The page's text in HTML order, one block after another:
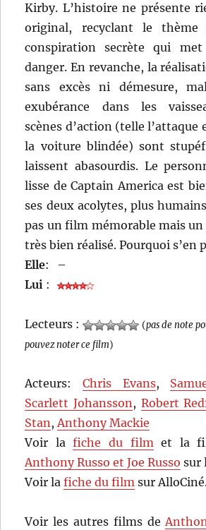
Kirby. L’histoire ne présente
original, recyclant le
conspiration secrète qui
danger. En revanche, la
sans excès ni démesure,
exubérance dans les
scènes d’action (telle l’attaque
la voiture blindée) sont
laissent abasourdis. Le
lisse de Captain America est
ses deux acolytes, plus
pas un film mémorable mais
très bien réalisé. Pourquoi s’en
Elle:
–
Lui :
Lecteurs : (pas de note
pouvez noter ce film)
Acteurs: Chris Evans,
Scarlett Johansson, Robert
Stan,Anthony Mackie
Voir lafiche du filmet la
Anthony Russo et Joe Russo sur
Voir lafiche du film sur
Voir les autres films de